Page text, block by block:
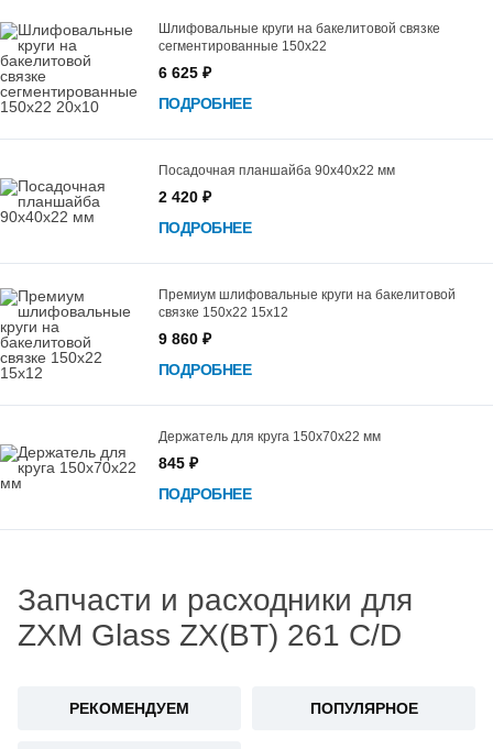
Шлифовальные круги на бакелитовой связке
сегментированные 150х22
6 625 ₽
ПОДРОБНЕЕ
Посадочная планшайба 90х40х22 мм
2 420 ₽
ПОДРОБНЕЕ
Премиум шлифовальные круги на бакелитовой
связке 150х22 15х12
9 860 ₽
ПОДРОБНЕЕ
Держатель для круга 150х70х22 мм
845 ₽
ПОДРОБНЕЕ
Запчасти и расходники для
ZXM Glass ZX(BT) 261 C/D
РЕКОМЕНДУЕМ ПОПУЛЯРНОЕ